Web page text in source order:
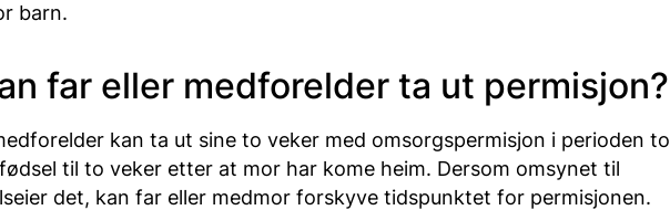
barn.
far eller medforelder ta ut permisjon?
kan ta ut sine to veker med omsorgspermisjon i perioden to
til to veker etter at mor har kome heim. Dersom omsynet til
det, kan far eller medmor forskyve tidspunktet for permisjonen.